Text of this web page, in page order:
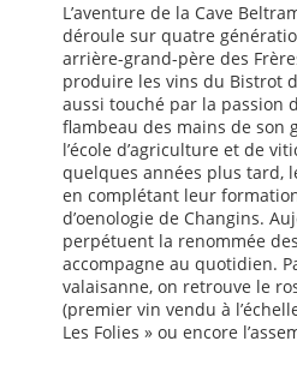
L’aventure de la Cave
déroule sur quatre
arrière-grand-père des
produire les vins du Bistrot
aussi touché par la passion
flambeau des mains de son
l’école d’agriculture et de
quelques années plus tard,
en complétant leur
d’oenologie de Changins.
perpétuent la renommée
accompagne au quotidien.
valaisanne, on retrouve le
(premier vin vendu à
Les Folies » ou encore